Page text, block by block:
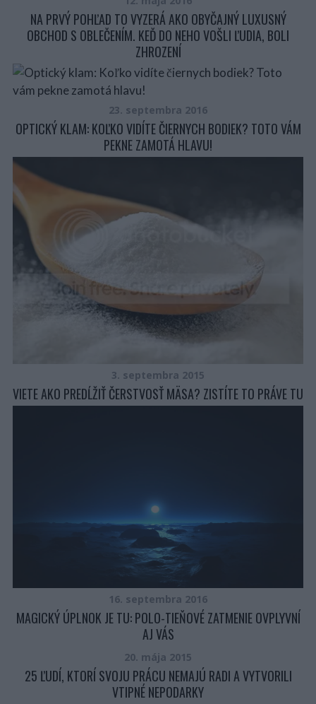
NA PRVÝ POHĽAD TO VYZERÁ AKO OBYČAJNÝ LUXUSNÝ
OBCHOD S OBLEČENÍM. KEĎ DO NEHO VOŠLI ĽUDIA, BOLI
ZHROZENÍ
23. septembra 2016
OPTICKÝ KLAM: KOĽKO VIDÍTE ČIERNYCH BODIEK? TOTO VÁM
PEKNE ZAMOTÁ HLAVU!
3. septembra 2015
VIETE AKO PREDĹŽIŤ ČERSTVOSŤ MÄSA? ZISTÍTE TO PRÁVE TU
16. septembra 2016
MAGICKÝ ÚPLNOK JE TU: POLO-TIEŇOVÉ ZATMENIE OVPLYVNÍ
AJ VÁS
20. mája 2015
25 ĽUDÍ, KTORÍ SVOJU PRÁCU NEMAJÚ RADI A VYTVORILI
VTIPNÉ NEPODARKY